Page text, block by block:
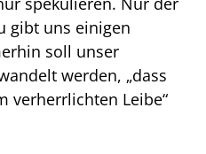
gibt uns einigen
soll unser
werden, „dass
verherrlichten Leibe“